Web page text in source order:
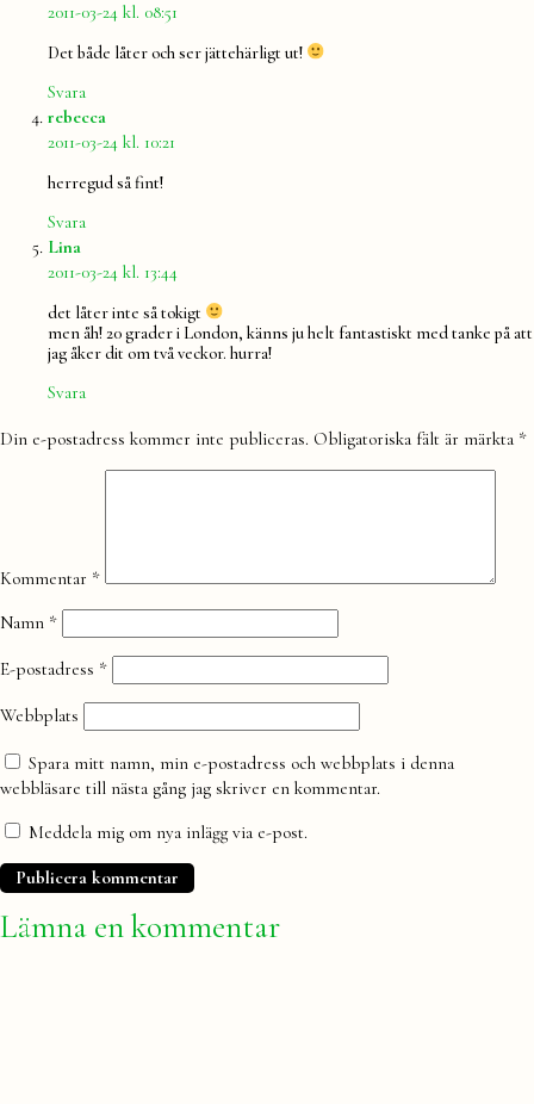
2011-03-24 kl. 08:51
Det både låter och ser jättehärligt ut!
Svara
rebecca
2011-03-24 kl. 10:21
herregud så fint!
Svara
Lina
2011-03-24 kl. 13:44
det låter inte så tokigt
men åh! 20 grader i London, känns ju helt fantastiskt med tanke på att
jag åker dit om två veckor. hurra!
Svara
Lämna
Din e-postadress kommer inte publiceras. Obligatoriska fält är märkta *
Kommentar *
Namn *
E-postadress *
Webbplats
Spara mitt namn, min e-postadress och webbplats i denna
webbläsare till nästa gång jag skriver en kommentar.
Meddela mig om nya inlägg via e-post.
Lämna en kommentar